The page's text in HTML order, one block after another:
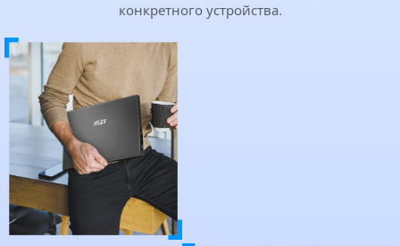
конкретного устройства.